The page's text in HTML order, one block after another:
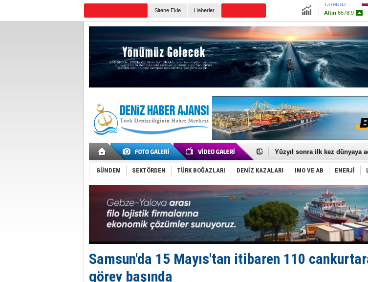
Sitene Ekle Haberler
Altın
6578.9
Euro54.9861
35 milyon TL'lik tekne
Yüzyıl sonra ilk kez dünyaya
Anadolu Tersanesi EYDEP’te
Derince, ILCA Masters
Tüpraş, ham petrol
İTU AUV, Dünya’da 2. oldu!
LNG taşımacılığında maliyetler
PROYAD, yat mürettebatı için
Türkiye-Irak enerji hattında
Türk Armatöre 'Uyuşturucu'
Deniz turizminde yeni ‘Ceza
DÖDER, 28. Dönem Yönetim
Baltık Denizi'nde tarih yazıldı!
GÜNDEM SEKTÖRDEN TÜRK BOĞAZLARI DENİZ KAZALARI IMO VE AB ENERJİ
Samsun'da 15 Mayıs'tan itibaren 110
görev başında